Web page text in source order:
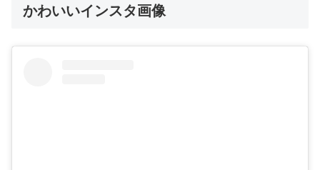
かわいいインスタ画像